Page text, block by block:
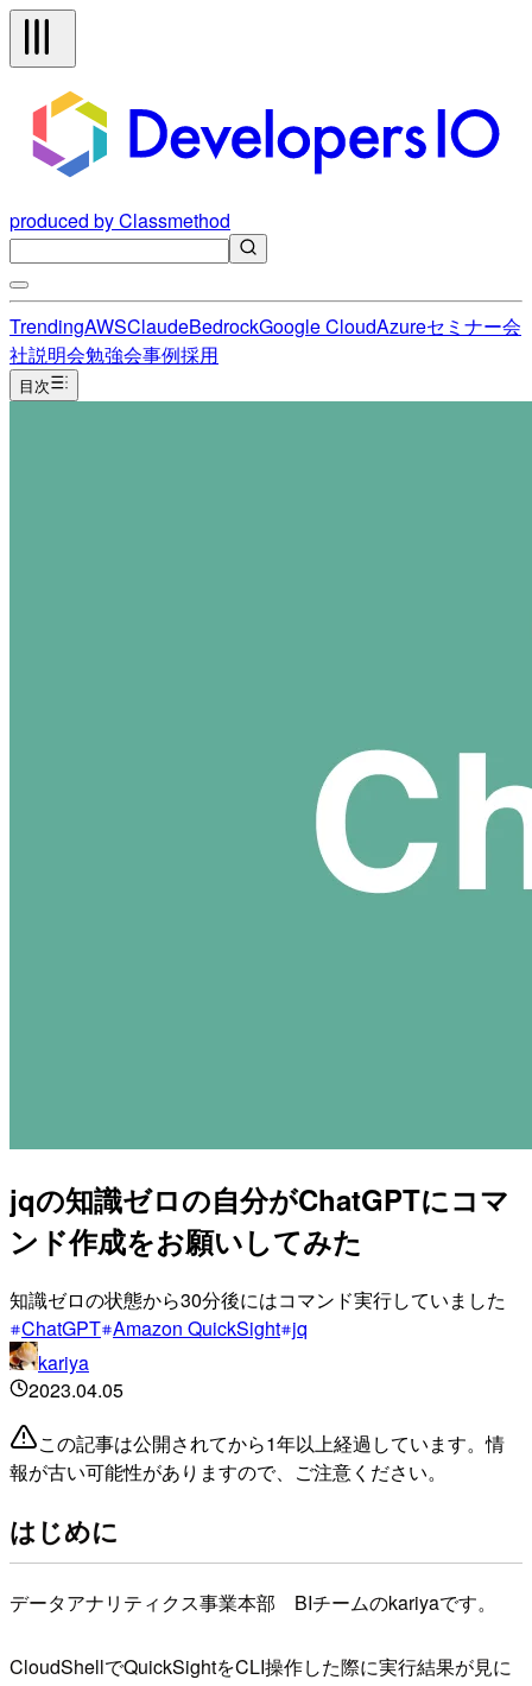
produced by Classmethod
TrendingAWSClaudeBedrockGoogle CloudAzureセミナー会
社説明会勉強会事例採用
目次
jqの知識ゼロの自分がChatGPTにコマ
ンド作成をお願いしてみた
知識ゼロの状態から30分後にはコマンド実行していました
ChatGPT Amazon QuickSight jq
kariya
2023.04.05
この記事は公開されてから1年以上経過しています。情
報が古い可能性がありますので、ご注意ください。
はじめに
データアナリティクス事業本部 BIチームのkariyaです。
CloudShellでQuickSightをCLI操作した際に実行結果が見に